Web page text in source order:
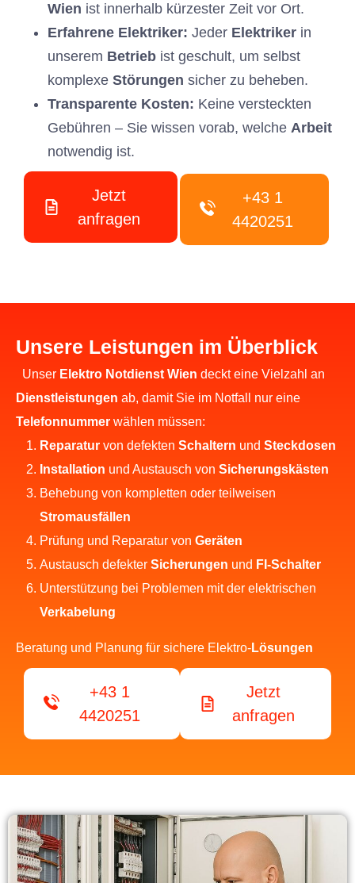
Wien ist innerhalb kürzester Zeit vor Ort.
Erfahrene Elektriker: Jeder Elektriker in
unserem Betrieb ist geschult, um selbst
komplexe Störungen sicher zu beheben.
Transparente Kosten: Keine versteckten
Gebühren – Sie wissen vorab, welche Arbeit
notwendig ist.
Jetzt
anfragen
+43 1
4420251
Unsere Leistungen im Überblick
Unser Elektro Notdienst Wien deckt eine Vielzahl an
Dienstleistungen ab, damit Sie im Notfall nur eine
Telefonnummer wählen müssen:
Reparatur von defekten Schaltern und Steckdosen
Installation und Austausch von Sicherungskästen
Behebung von kompletten oder teilweisen
Stromausfällen
Prüfung und Reparatur von Geräten
Austausch defekter Sicherungen und FI-Schalter
Unterstützung bei Problemen mit der elektrischen
Verkabelung
Beratung und Planung für sichere Elektro-Lösungen
+43 1
4420251
Jetzt
anfragen